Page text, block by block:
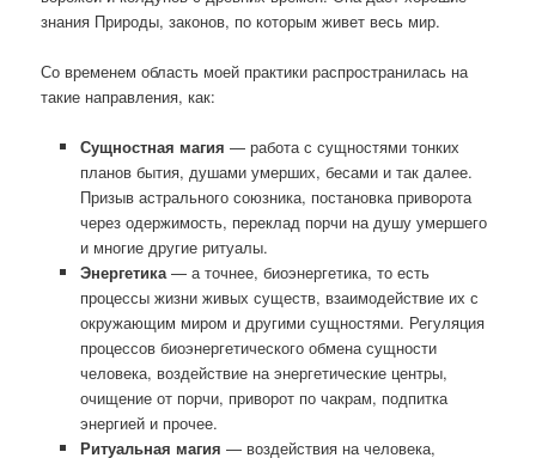
знания Природы, законов, по которым живет весь мир.
Со временем область моей практики распространилась на
такие направления, как:
Сущностная магия — работа с сущностями тонких
планов бытия, душами умерших, бесами и так далее.
Призыв астрального союзника, постановка приворота
через одержимость, переклад порчи на душу умершего
и многие другие ритуалы.
Энергетика— а точнее, биоэнергетика, то есть
процессы жизни живых существ, взаимодействие их с
окружающим миром и другими сущностями. Регуляция
процессов биоэнергетического обмена сущности
человека, воздействие на энергетические центры,
очищение от порчи, приворот по чакрам, подпитка
энергией и прочее.
Ритуальная магия — воздействия на человека,